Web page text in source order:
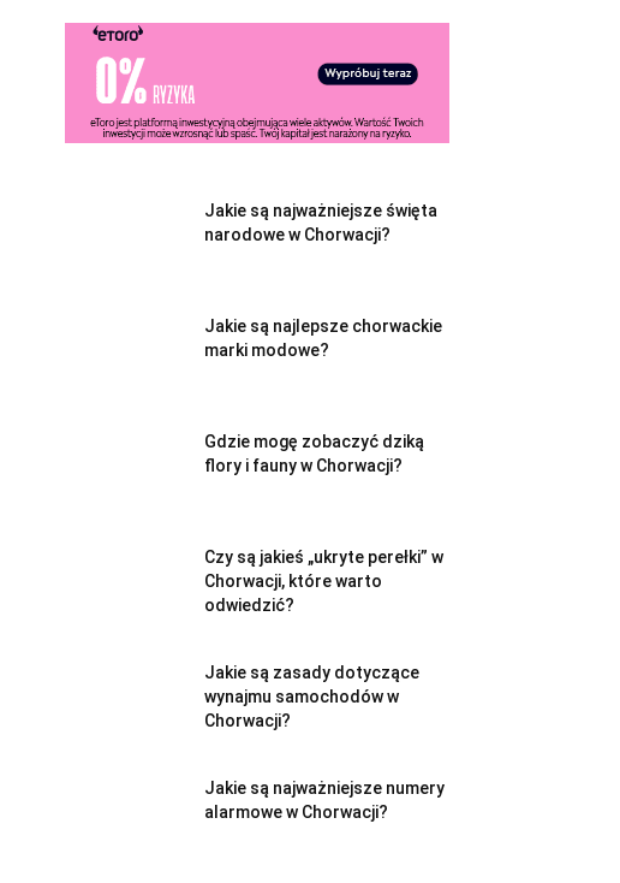
Jakie są najważniejsze święta
narodowe w Chorwacji?
Jakie są najlepsze chorwackie
marki modowe?
Gdzie mogę zobaczyć dziką
flory i fauny w Chorwacji?
Czy są jakieś „ukryte perełki” w
Chorwacji, które warto
odwiedzić?
Jakie są zasady dotyczące
wynajmu samochodów w
Chorwacji?
Jakie są najważniejsze numery
alarmowe w Chorwacji?